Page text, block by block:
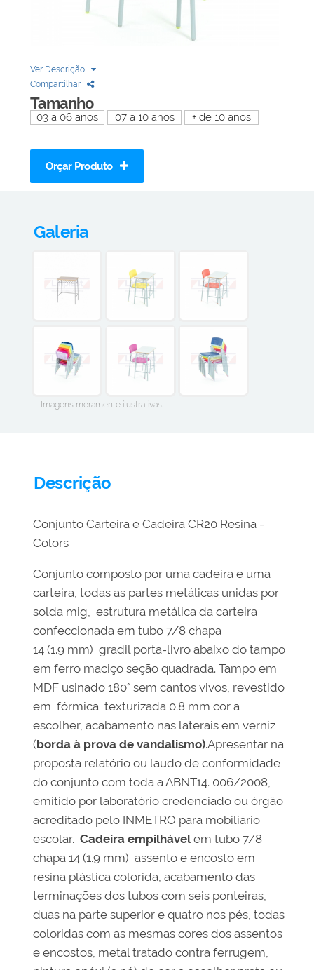
Ver Descrição
Compartilhar
Tamanho
03 a 06 anos 07 a 10 anos + de 10 anos
Orçar Produto
Galeria
Imagens meramente ilustrativas.
Descrição
Conjunto Carteira e Cadeira CR20 Resina -
Colors
Conjunto composto por uma cadeira e uma
carteira, todas as partes metálicas unidas por
solda mig, estrutura metálica da carteira
confeccionada em tubo 7/8 chapa
14 (1.9 mm) gradil porta-livro abaixo do tampo
em ferro maciço seção quadrada. Tampo em
MDF usinado 180° sem cantos vivos, revestido
em fórmica texturizada 0.8 mm cor a
escolher, acabamento nas laterais em verniz
(borda à prova de vandalismo).Apresentar na
proposta relatório ou laudo de conformidade
do conjunto com toda a ABNT14. 006/2008,
emitido por laboratório credenciado ou órgão
acreditado pelo INMETRO para mobiliário
escolar.Cadeiraempilhávelem tubo 7/8
chapa 14 (1.9 mm) assento e encosto em
resina plástica colorida, acabamento das
terminações dos tubos com seis ponteiras,
duas na parte superior e quatro nos pés, todas
coloridas com as mesmas cores dos assentos
e encostos, metal tratado contra ferrugem,